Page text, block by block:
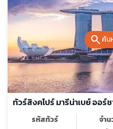
searchค้น
ทัวร์สิงคโปร์ มารีน่าเบย์ ออร์
รหัสทัวร์
จำ